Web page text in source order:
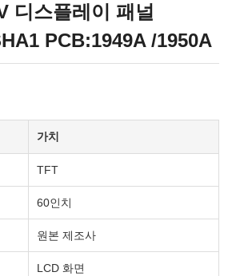
디스플레이 패널
PCB:1949A /1950A
가치
TFT
60인치
원본 제조사
LCD 화면